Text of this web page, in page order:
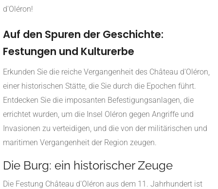
d'Oléron!
Auf den Spuren der Geschichte:
Festungen und Kulturerbe
Erkunden Sie die reiche Vergangenheit des Château d'Oléron,
einer historischen Stätte, die Sie durch die Epochen führt.
Entdecken Sie die imposanten Befestigungsanlagen, die
errichtet wurden, um die Insel Oléron gegen Angriffe und
Invasionen zu verteidigen, und die von der militärischen und
maritimen Vergangenheit der Region zeugen.
Die Burg: ein historischer Zeuge
Die Festung Château d'Oléron aus dem 11. Jahrhundert ist